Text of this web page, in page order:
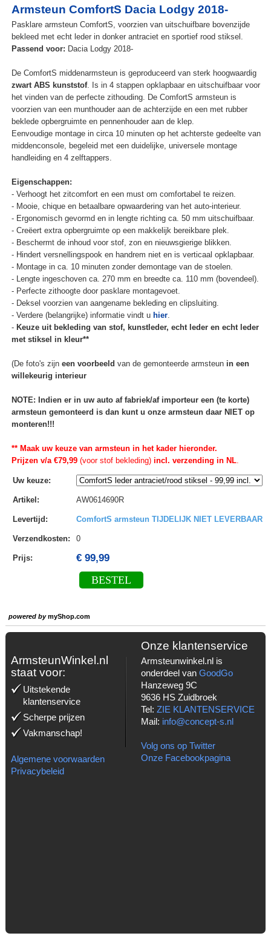
Armsteun ComfortS Dacia Lodgy 2018-
Pasklare armsteun ComfortS, voorzien van uitschuifbare bovenzijde
bekleed met echt leder in donker antraciet en sportief rood stiksel.
Passend voor: Dacia Lodgy 2018-
De ComfortS middenarmsteun is geproduceerd van sterk hoogwaardig
zwart ABS kunststof. Is in 4 stappen opklapbaar en uitschuifbaar voor
het vinden van de perfecte zithouding. De ComfortS armsteun is
voorzien van een munthouder aan de achterzijde en een met rubber
beklede opbergruimte en pennenhouder aan de klep.
Eenvoudige montage in circa 10 minuten op het achterste gedeelte van
middenconsole, begeleid met een duidelijke, universele montage
handleiding en 4 zelftappers.
Eigenschappen:
- Verhoogt het zitcomfort en een must om comfortabel te reizen.
- Mooie, chique en betaalbare opwaardering van het auto-interieur.
- Ergonomisch gevormd en in lengte richting ca. 50 mm uitschuifbaar.
- Creëert extra opbergruimte op een makkelijk bereikbare plek.
- Beschermt de inhoud voor stof, zon en nieuwsgierige blikken.
- Hindert versnellingspook en handrem niet en is verticaal opklapbaar.
- Montage in ca. 10 minuten zonder demontage van de stoelen.
- Lengte ingeschoven ca. 270 mm en breedte ca. 110 mm (bovendeel).
- Perfecte zithoogte door pasklare montagevoet.
- Deksel voorzien van aangename bekleding en clipsluiting.
- Verdere (belangrijke) informatie vindt u hier.
- Keuze uit bekleding van stof, kunstleder, echt leder en echt leder
met stiksel in kleur**
(De foto's zijn een voorbeeld van de gemonteerde armsteun in een
willekeurig interieur
NOTE: Indien er in uw auto af fabriek/af importeur een (te korte)
armsteun gemonteerd is dan kunt u onze armsteun daar NIET op
monteren!!!
** Maak uw keuze van armsteun in het kader hieronder.
Prijzen v/a €79,99(voor stof bekleding)incl. verzending in NL.
Uw keuze:
Artikel : AW0614690R
Levertijd : ComfortS armsteun TIJDELIJK NIET LEVERBAAR
Verzendkosten: 0
Prijs: € 99,99
BESTEL
powered bymyShop.com
ArmsteunWinkel.nl
staat voor:
Uitstekende
klantenservice
Scherpe prijzen
Vakmanschap!
Algemene voorwaarden
Privacybeleid
Onze klantenservice
Armsteunwinkel.nl is
onderdeel van GoodGo
Hanzeweg 9C
9636 HS Zuidbroek
Tel: ZIE KLANTENSERVICE
Mail: info@concept-s.nl
Volg ons op Twitter
Onze Facebookpagina